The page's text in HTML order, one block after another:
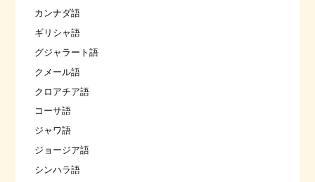
カンナダ語
ギリシャ語
グジャラート語
クメール語
クロアチア語
コーサ語
ジャワ語
ジョージア語
シンハラ語